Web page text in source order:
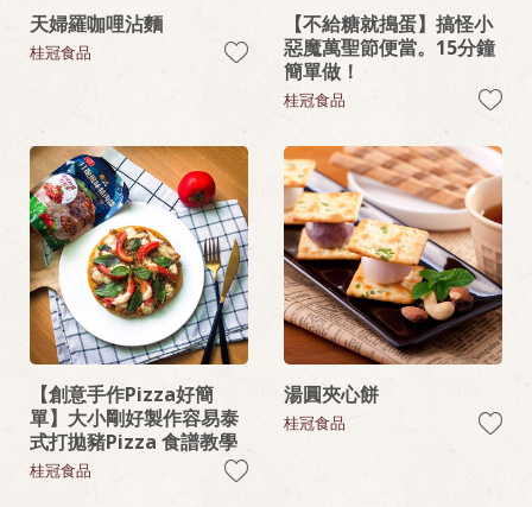
天婦羅咖哩沾麵
桂冠食品
【不給糖就搗蛋】搞怪小
惡魔萬聖節便當。15分鐘
簡單做！
桂冠食品
【創意手作Pizza好簡
單】大小剛好製作容易泰
式打拋豬Pizza 食譜教學
桂冠食品
湯圓夾心餅
桂冠食品